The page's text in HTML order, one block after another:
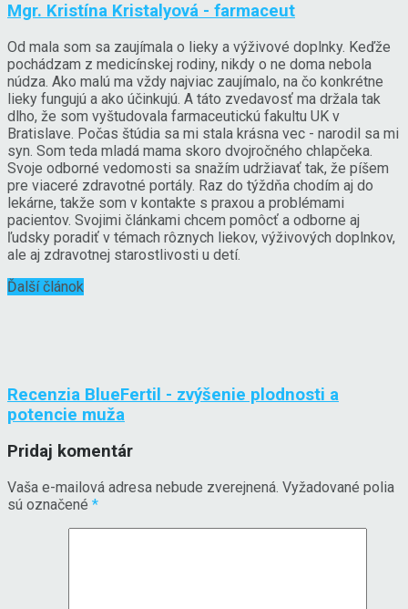
Mgr. Kristína Kristalyová - farmaceut
Od mala som sa zaujímala o lieky a výživové doplnky. Keďže
pochádzam z medicínskej rodiny, nikdy o ne doma nebola
núdza. Ako malú ma vždy najviac zaujímalo, na čo konkrétne
lieky fungujú a ako účinkujú. A táto zvedavosť ma držala tak
dlho, že som vyštudovala farmaceutickú fakultu UK v
Bratislave. Počas štúdia sa mi stala krásna vec - narodil sa mi
syn. Som teda mladá mama skoro dvojročného chlapčeka.
Svoje odborné vedomosti sa snažím udržiavať tak, že píšem
pre viaceré zdravotné portály. Raz do týždňa chodím aj do
lekárne, takže som v kontakte s praxou a problémami
pacientov. Svojimi článkami chcem pomôcť a odborne aj
ľudsky poradiť v témach rôznych liekov, výživových doplnkov,
ale aj zdravotnej starostlivosti u detí.
Ďalší článok
Recenzia BlueFertil - zvýšenie plodnosti a
potencie muža
Pridaj komentár
Vaša e-mailová adresa nebude zverejnená. Vyžadované polia
sú označené *